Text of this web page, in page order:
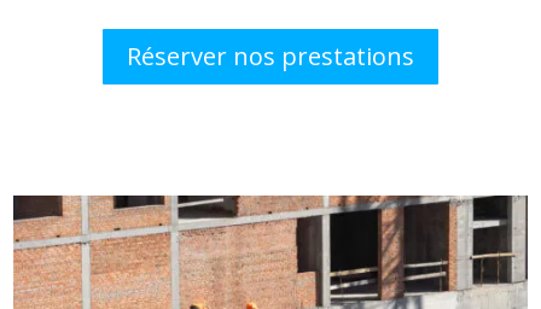
Réserver nos prestations